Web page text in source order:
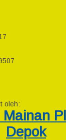
oleh:
Depok